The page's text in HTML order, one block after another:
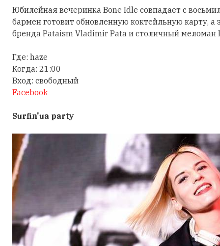
Юбилейная вечеринка Bone Idle совпадает с
бармен готовит обновленную коктейльную карту, а
бренда Pataism Vladimir Pata и столичный
Где: haze
Когда: 21:00
Вход: свободный
Facebook
Surfin'ua party